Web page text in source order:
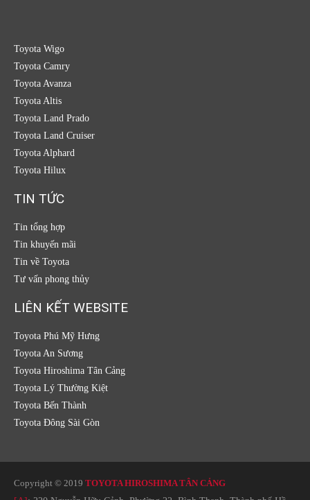
Toyota Wigo
Toyota Camry
Toyota Avanza
Toyota Altis
Toyota Land Prado
Toyota Land Cruiser
Toyota Alphard
Toyota Hilux
TIN TỨC
Tin tổng hợp
Tin khuyến mãi
Tin về Toyota
Tư vấn phong thủy
LIÊN KẾT WEBSITE
Toyota Phú Mỹ Hưng
Toyota An Sương
Toyota Hiroshima Tân Cảng
Toyota Lý Thường Kiệt
Toyota Bến Thành
Toyota Đông Sài Gòn
Copyright © 2019 TOYOTA HIROSHIMA TÂN CẢNG